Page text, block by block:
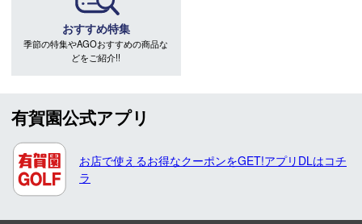
おすすめ特集
季節の特集やAGOおすすめの商品な
どをご紹介!!
有賀園公式アプリ
お店で使えるお得なクーポンをGET!アプリDLはコチ
ラ